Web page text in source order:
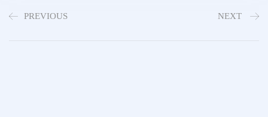
PREVIOUS NEXT